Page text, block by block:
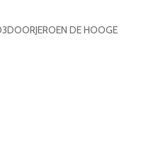
DOORJEROEN DE HOOGE